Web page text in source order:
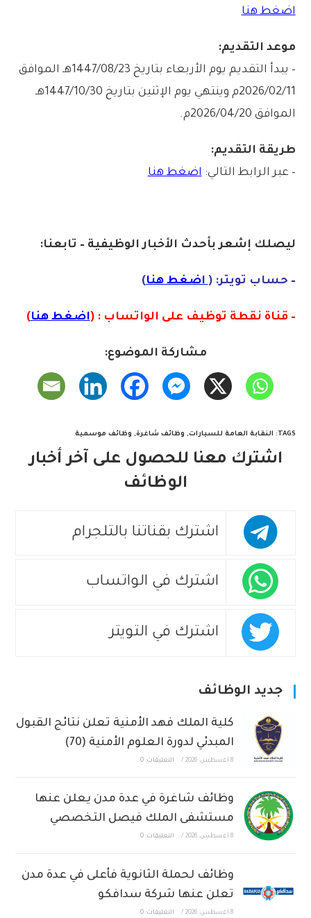
اضغط هنا
موعد التقديم:
– يبدأ التقديم يوم الأربعاء بتاريخ 1447/08/23هـ الموافق
2026/02/11م وينتهي يوم الإثنين بتاريخ 1447/10/30هـ
الموافق 2026/04/20م.
طريقة التقديم:
– عبر الرابط التالي: اضغط هنا
ليصلك إشعربأحدث الأخبار الوظيفية – تابعنا:
– حساب تويتر: ( اضغط هنا)
– قناة نقطة توظيف على الواتساب : (اضغط هنا)
مشاركة الموضوع:
TAGS
: النقابة العامة للسيارات, وظائف شاغرة, وظائف موسمية
اشترك معنا للحصول على آخر أخبار
الوظائف
اشترك بقناتنا بالتلجرام
اشترك في الواتساب
اشترك في التويتر
جديد الوظائف
كلية الملك فهد الأمنية تعلن نتائج القبول
المبدئي لدورة العلوم الأمنية (70)
8 أغسطس، 2026 / التعليقات: 0
وظائف شاغرة في عدة مدن يعلن عنها
مستشفى الملك فيصل التخصصي
8 أغسطس، 2026 / التعليقات: 0
وظائف لحملة الثانوية فأعلى في عدة مدن
تعلن عنها شركة سدافكو
8 أغسطس، 2026 / التعليقات: 0